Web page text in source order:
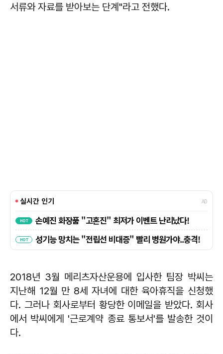
서류와 자료를 받아보는 단계"라고 전했다.
2018년 3월 메리츠자산운용에 입사한 팀장 박씨는
지난해 12월 만 8세 자녀에 대한 육아휴직을 신청했
다. 그러나 회사로부터 황당한 이메일을 받았다. 회사
에서 박씨에게 '근로계약 종료 통보서'를 발송한 것이
다.